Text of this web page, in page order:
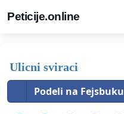
Peticije.online
Ulicni sviraci
Podeli na Fejsbuku